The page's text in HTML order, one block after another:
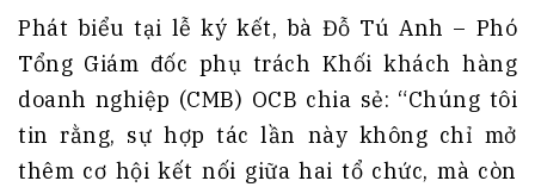
Phát biểu tại lễ ký kết, bà Đỗ Tú Anh – Phó
Tổng Giám đốc phụ trách Khối khách hàng
doanh nghiệp (CMB) OCB chia sẻ: “Chúng tôi
tin rằng, sự hợp tác lần này không chỉ mở
thêm cơ hội kết nối giữa hai tổ chức, mà còn